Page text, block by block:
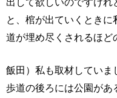
と、棺が出ていくとき
道が埋め尽くされるほど
飯田）私も取材していま
歩道の後ろには公園があ